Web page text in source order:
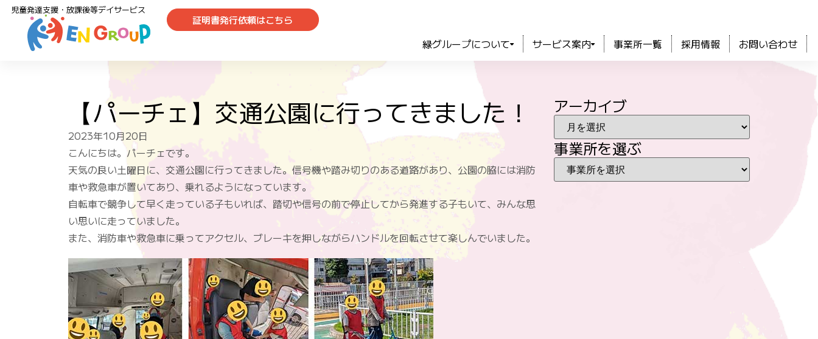
児童発達支援・放課後等デイサービス
証明書発行依頼はこちら
緑グループについて サービス案内 事業所一覧 採用情報 お問い合わせ
【パーチェ】交通公園に行ってきました！
2023年10月20日
こんにちは。パーチェです。
天気の良い土曜日に、交通公園に行ってきました。信号機や踏み切りのある道路があり、公園の脇には消防
車や救急車が置いてあり、乗れるようになっています。
自転車で競争して早く走っている子もいれば、踏切や信号の前で停止してから発進する子もいて、みんな思
い思いに走っていました。
また、消防車や救急車に乗ってアクセル、ブレーキを押しながらハンドルを回転させて楽しんでいました。
アーカイブ
事業所を選ぶ